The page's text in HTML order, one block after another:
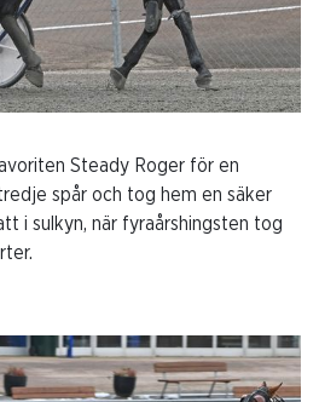
Steady Roger för en
spår och tog hem en säker
i sulkyn, när fyraårshingsten tog